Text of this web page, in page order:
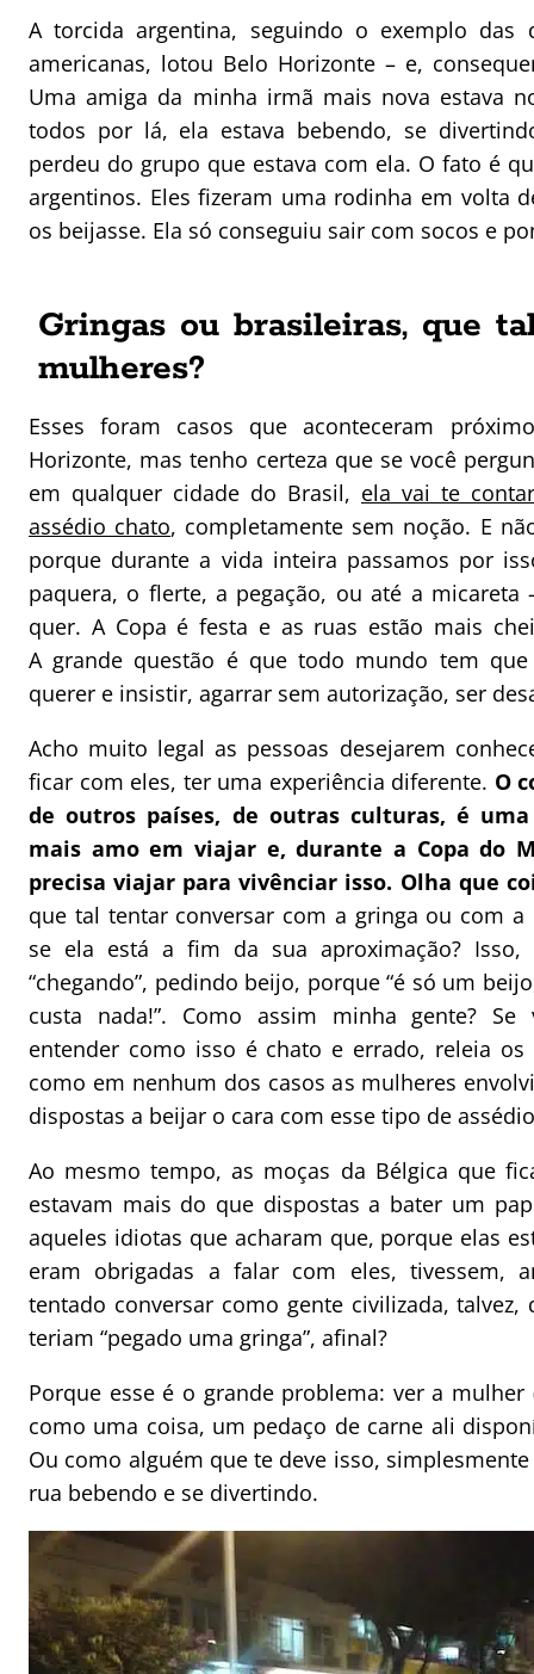
A torcida argentina, seguindo o exemplo das
americanas, lotou Belo Horizonte – e,
Uma amiga da minha irmã mais nova estava
todos por lá, ela estava bebendo, se
perdeu do grupo que estava com ela. O fato é
argentinos. Eles fizeram uma rodinha em volta
os beijasse. Ela só conseguiu sair com socos e
Gringas ou brasileiras, que
mulheres?
Esses foram casos que aconteceram
Horizonte, mas tenho certeza que se você
em qualquer cidade do Brasil, ela vai te
assédio chato, completamente sem noção. E
porque durante a vida inteira passamos por
paquera, o flerte, a pegação, ou até a micareta
quer. A Copa é festa e as ruas estão mais
A grande questão é que todo mundo tem
querer e insistir, agarrar sem autorização, ser
Acho muito legal as pessoas desejarem
ficar com eles, ter uma experiência diferente. O
de outros países, de outras culturas, é
mais amo em viajar e, durante a Copa do
precisa viajar para vivênciar isso. Olha que
que tal tentar conversar com a gringa ou com a
se ela está a fim da sua aproximação? Isso,
“chegando”, pedindo beijo, porque “é só um
custa nada!”. Como assim minha gente? Se
entender como isso é chato e errado, releia
como em nenhum dos casos as mulheres
dispostas a beijar o cara com esse tipo de
Ao mesmo tempo, as moças da Bélgica que
estavam mais do que dispostas a bater um
aqueles idiotas que acharam que, porque elas
eram obrigadas a falar com eles, tivessem,
tentado conversar como gente civilizada, talvez,
teriam “pegado uma gringa”, afinal?
Porque esse é o grande problema: ver a mulher
como uma coisa, um pedaço de carne ali
Ou como alguém que te deve isso,
rua bebendo e se divertindo.